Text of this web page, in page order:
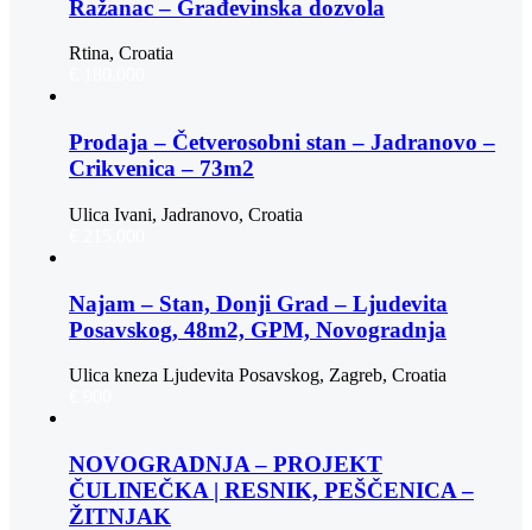
Ražanac – Građevinska dozvola
Rtina, Croatia
Prodaja – Četverosobni stan – Jadranovo –
Crikvenica – 73m2
Ulica Ivani, Jadranovo, Croatia
Najam – Stan, Donji Grad – Ljudevita
Posavskog, 48m2, GPM, Novogradnja
Ulica kneza Ljudevita Posavskog, Zagreb, Croatia
NOVOGRADNJA – PROJEKT
ČULINEČKA | RESNIK, PEŠČENICA –
ŽITNJAK